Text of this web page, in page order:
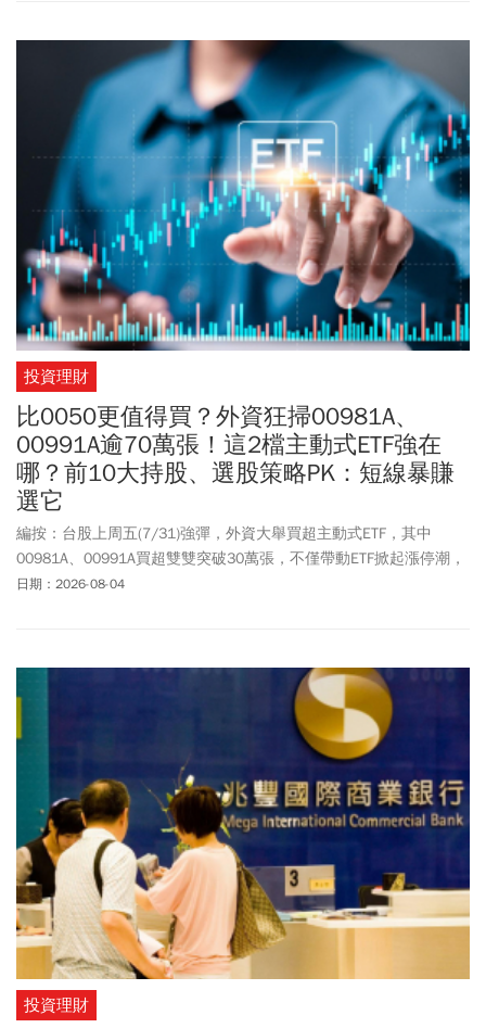
高，反映外資雖然現貨賣超幅度收斂，期貨避險部位卻是沒有減少
持續攀升。資金流向方面，權值股台積電(2330)失去動能，而光學股
大立光(3008)以4355元開盤沒多久就漲停鎖死，股后川湖(2059)也
攻上漲停9495元，顯見高價股買盤明顯回流。
投資理財
比0050更值得買？外資狂掃00981A、
00991A逾70萬張！這2檔主動式ETF強在
哪？前10大持股、選股策略PK：短線暴賺
選它
編按：台股上周五(7/31)強彈，外資大舉買超主動式ETF，其中
00981A、00991A買超雙雙突破30萬張，不僅帶動ETF掀起漲停潮，
也讓不少投資人開始比較00981A、00991A與0050有什麼差別，到
日期：2026-08-04
投資理財